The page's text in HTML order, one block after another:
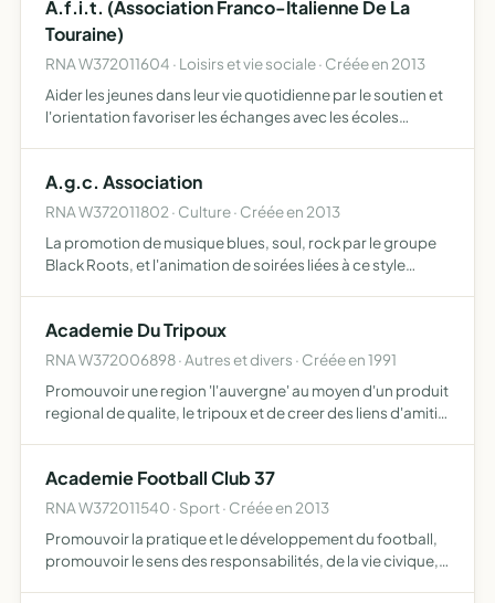
A.f.i.t. (Association Franco-Italienne De La
Touraine)
RNA W372011604 · Loisirs et vie sociale · Créée en 2013
Aider les jeunes dans leur vie quotidienne par le soutien et
l'orientation favoriser les échanges avec les écoles
A.g.c. Association
RNA W372011802 · Culture · Créée en 2013
La promotion de musique blues, soul, rock par le groupe
Black Roots, et l'animation de soirées liées à ce style
Academie Du Tripoux
RNA W372006898 · Autres et divers · Créée en 1991
Promouvoir une region 'l'auvergne' au moyen d'un produit
regional de qualite, le tripoux et de creer des liens d'amitie
Academie Football Club 37
RNA W372011540 · Sport · Créée en 2013
Promouvoir la pratique et le développement du football,
promouvoir le sens des responsabilités, de la vie civique,